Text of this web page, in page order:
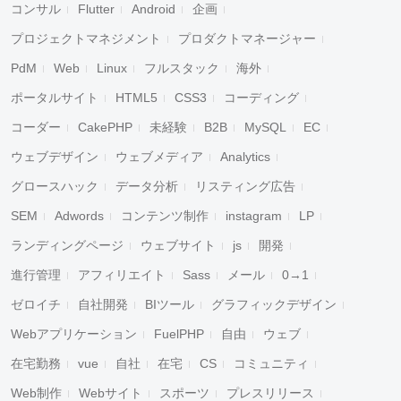
コンサル Flutter Android 企画
プロジェクトマネジメント プロダクトマネージャー
PdM Web Linux フルスタック 海外
ポータルサイト HTML5 CSS3 コーディング
コーダー CakePHP 未経験 B2B MySQL EC
ウェブデザイン ウェブメディア Analytics
グロースハック データ分析 リスティング広告
SEM Adwords コンテンツ制作 instagram LP
ランディングページ ウェブサイト js 開発
進行管理 アフィリエイト Sass メール 0→1
ゼロイチ 自社開発 BIツール グラフィックデザイン
Webアプリケーション FuelPHP 自由 ウェブ
在宅勤務 vue 自社 在宅 CS コミュニティ
Web制作 Webサイト スポーツ プレスリリース